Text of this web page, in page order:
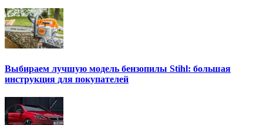
Выбираем лучшую модель бензопилы Stihl: большая
инструкция для покупателей